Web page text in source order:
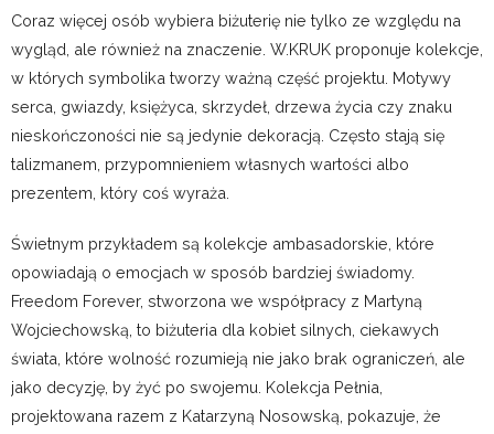
Coraz więcej osób wybiera biżuterię nie tylko ze względu na
wygląd, ale również na znaczenie. W.KRUK proponuje kolekcje,
w których symbolika tworzy ważną część projektu. Motywy
serca, gwiazdy, księżyca, skrzydeł, drzewa życia czy znaku
nieskończoności nie są jedynie dekoracją. Często stają się
talizmanem, przypomnieniem własnych wartości albo
prezentem, który coś wyraża.
Świetnym przykładem są kolekcje ambasadorskie, które
opowiadają o emocjach w sposób bardziej świadomy.
Freedom Forever, stworzona we współpracy z Martyną
Wojciechowską, to biżuteria dla kobiet silnych, ciekawych
świata, które wolność rozumieją nie jako brak ograniczeń, ale
jako decyzję, by żyć po swojemu. Kolekcja Pełnia,
projektowana razem z Katarzyną Nosowską, pokazuje, że